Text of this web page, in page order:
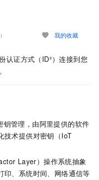
我的收藏
认证方式（ID²）连接到您
管理，由阿里提供的软件
技术提供对密钥（IoT
Layer）操作系统抽象
印、系统时间、网络通信等